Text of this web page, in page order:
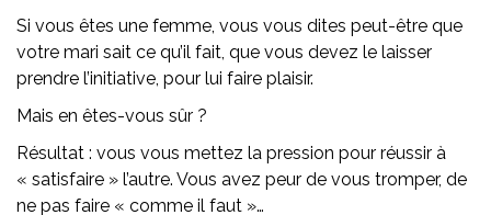
Si vous êtes une femme, vous vous dites peut-être que
votre mari sait ce qu’il fait, que vous devez le laisser
prendre l’initiative, pour lui faire plaisir.
Mais en êtes-vous sûr ?
Résultat : vous vous mettez la pression pour réussir à
« satisfaire » l’autre. Vous avez peur de vous tromper, de
ne pas faire « comme il faut »…